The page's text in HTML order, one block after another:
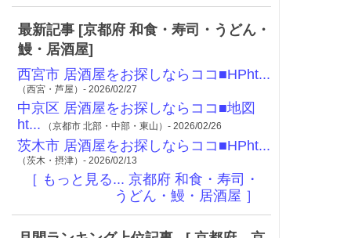
最新記事 [京都府 和食・寿司・うどん・
鰻・居酒屋]
西宮市 居酒屋をお探しならココ■HPht...
（西宮・芦屋）- 2026/02/27
中京区 居酒屋をお探しならココ■地図
ht... （京都市 北部・中部・東山）- 2026/02/26
茨木市 居酒屋をお探しならココ■HPht...
（茨木・摂津）- 2026/02/13
［ もっと見る... 京都府 和食・寿司・
うどん・鰻・居酒屋 ］